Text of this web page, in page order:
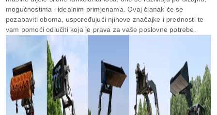
mogućnostima i idealnim primjenama. Ovaj članak će se
pozabaviti oboma, uspoređujući njihove značajke i prednosti te
vam pomoći odlučiti koja je prava za vaše poslovne potrebe.